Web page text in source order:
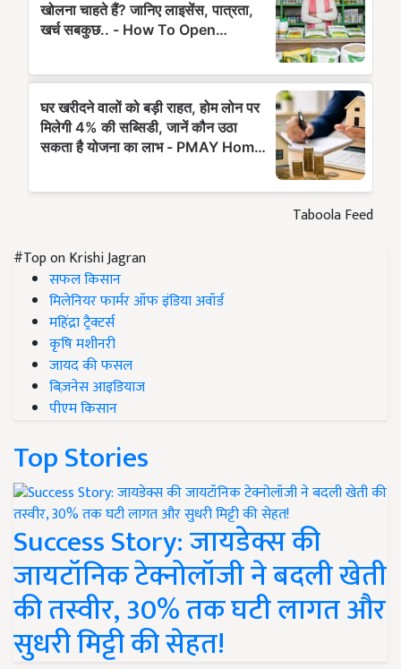
Taboola Feed
#Top on Krishi Jagran
सफल किसान
मिलेनियर फार्मर ऑफ इंडिया अवॉर्ड
महिंद्रा ट्रैक्टर्स
कृषि मशीनरी
जायद की फसल
बिज़नेस आइडियाज
पीएम किसान
Top Stories
Success Story: जायडेक्स की
जायटॉनिक टेक्नोलॉजी ने बदली खेती
की तस्वीर, 30% तक घटी लागत और
सुधरी मिट्टी की सेहत!